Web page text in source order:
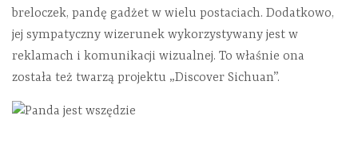
breloczek, pandę gadżet w wielu postaciach. Dodatkowo,
jej sympatyczny wizerunek wykorzystywany jest w
reklamach i komunikacji wizualnej. To właśnie ona
została też twarzą projektu „Discover Sichuan”.